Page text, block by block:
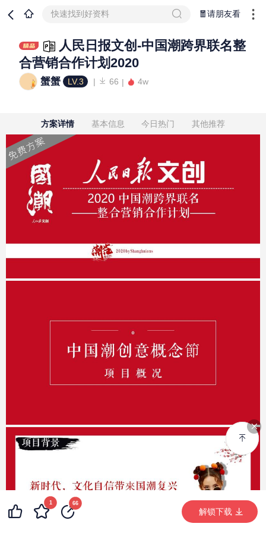
快速找到好资料 🧧请朋友看
人民日报文创-中国潮跨界联名整
合营销合作计划2020
蟹蟹 LV.3 66 4w
方案详情 基本信息 今日热门 其他推荐
99+ 99+
解锁下载 (11466次)
1 66
解锁下载